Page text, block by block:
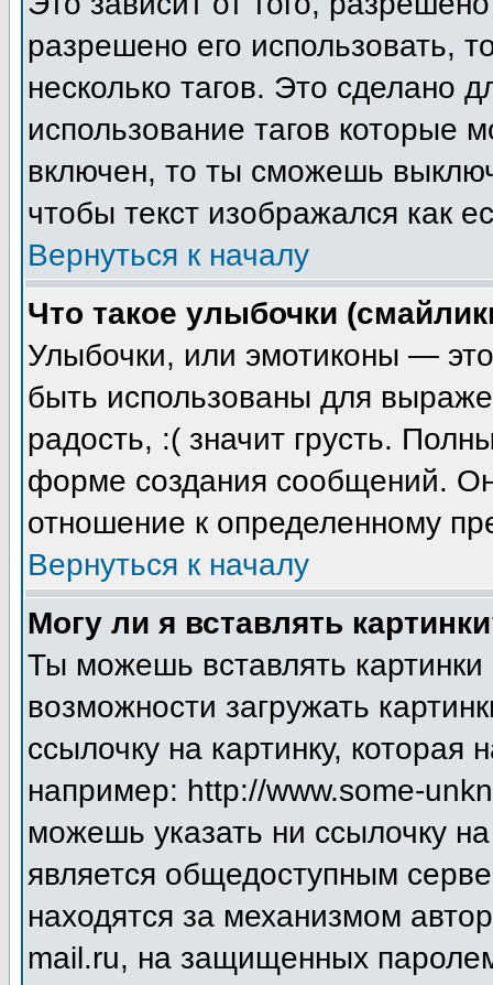
разрешено его использовать,
несколько тагов. Это сделано
использование тагов которые
включен, то ты сможешь
чтобы текст изображался как
Вернуться к началу
Что такое улыбочки
Улыбочки, или эмотиконы —
быть использованы для
радость, :( значит грусть.
форме создания сообщений.
отношение к определенному
Вернуться к началу
Могу ли я вставлять
Ты можешь вставлять
возможности загружать
ссылочку на картинку,
например: http://www.some-
можешь указать ни ссылочку
является общедоступным
находятся за механизмом
mail.ru, на защищенных